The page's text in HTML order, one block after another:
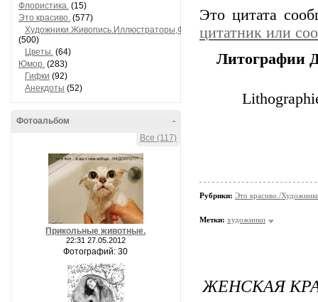
Флористика. (15)
Это красиво. (577)
Художники.Живопись.Иллюстраторы,Фотографы.
(500)
Цветы. (64)
Юмор. (283)
Гифки (92)
Анекдоты (52)
-
Фотоальбом
Все (117)
Прикольные животные.
22:31 27.05.2012
Фотографий: 30
Это цитата
цитатник или
Литографии
Рубрики: Это красиво./
Метки: художники
ЖЕНСКАЯ